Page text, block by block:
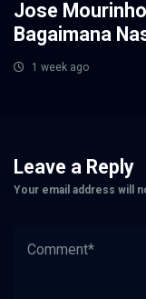
Jose
Bagaimana
1 week ago
Leave a Reply
Your email address will